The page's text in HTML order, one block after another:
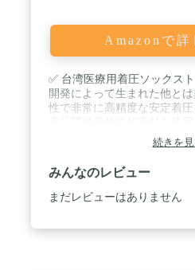
Amazonで詳
✅ 台湾医療用着圧ソックス
開発によって生まれた他と
性で非常に高精度な安定着
した設計により運動時にも
妨げることなく毎日の生活
ただけます。 / ✅ 製造には
われている独製製造装置で培
だんに取り入れて製造。 / ✅
続きを
みんなのレビュー
まだレビューはありません